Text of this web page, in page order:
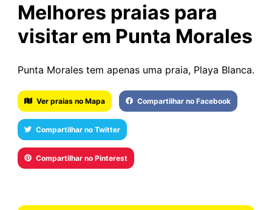
Melhores praias para
visitar em Punta Morales
Punta Morales tem apenas uma praia, Playa Blanca.
Ver praias no Mapa Compartilhar no Facebook
Compartilhar no Twitter
Compartilhar no Pinterest